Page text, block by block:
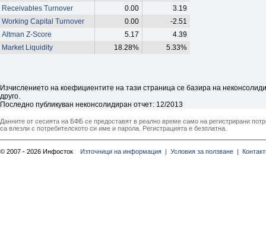
Receivables Turnover
0.00
3.19
Working Capital Turnover
0.00
-2.51
Altman Z-Score
5.17
4.39
Market Liquidity
18.28% 5.33%
Изчислението на коефициентите на тази страница се базира на
друго.
Последно публикуван неконсолидиран отчет: 12/2013
Данните от сесията на БФБ се предоставят в реално време само на регистрирани
са влезли с потребителското си име и парола. Регистрацията е безплатна.
© 2007 - 2026 Инфосток Източници на информация | Условия за ползване |